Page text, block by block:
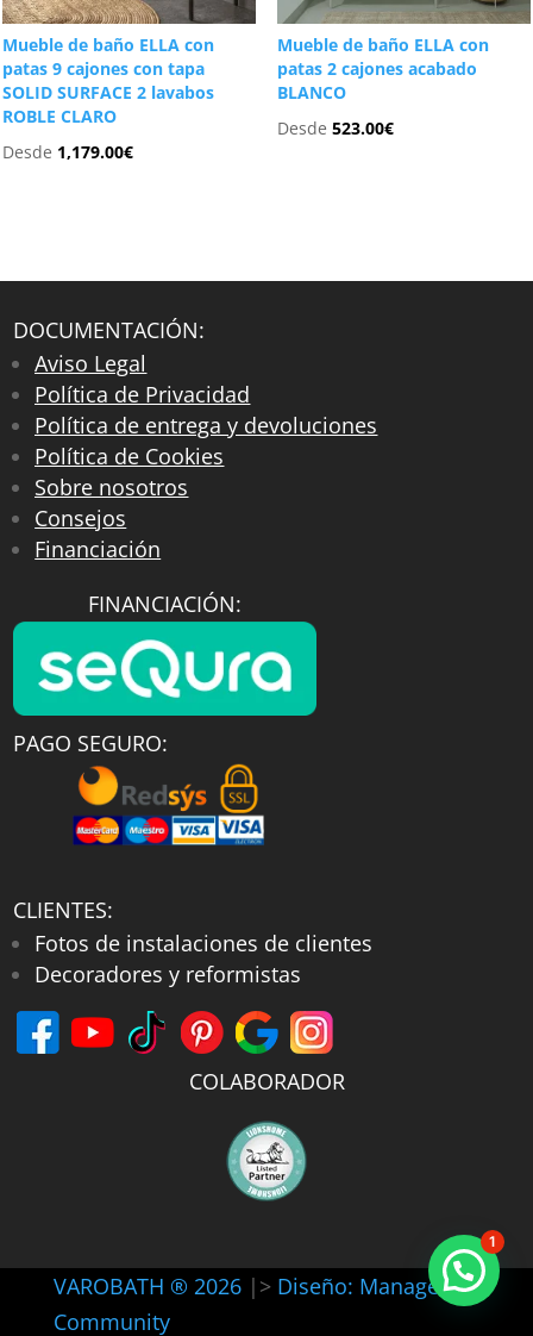
Mueble de baño ELLA con
patas 9 cajones con tapa
SOLID SURFACE 2 lavabos
ROBLE CLARO
Desde 1,179.00€
Mueble de baño ELLA con
patas 2 cajones acabado
BLANCO
Desde 523.00€
DOCUMENTACIÓN:
Aviso Legal
Política de Privacidad
Política de entrega y devoluciones
Política de Cookies
Sobre nosotros
Consejos
Financiación
FINANCIACIÓN:
PAGO SEGURO:
CLIENTES:
Fotos de instalaciones de clientes
Decoradores y reformistas
COLABORADOR
VAROBATH ® 2026 |> Diseño: Manager-
Community
1